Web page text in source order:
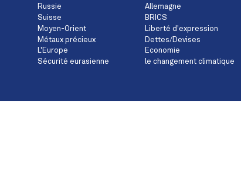
Russie
Allemagne
Suisse
BRICS
Moyen-Orient
Liberté d'expression
Métaux précieux
Dettes/Devises
L'Europe
Economie
Sécurité eurasienne le changement climatique